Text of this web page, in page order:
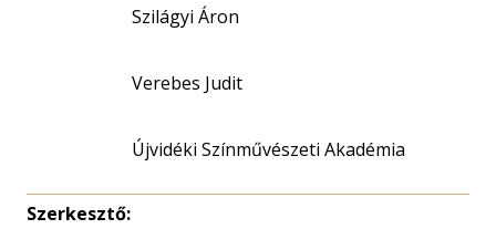
Szilágyi Áron
Verebes Judit
Újvidéki Színművészeti Akadémia
Szerkesztő: